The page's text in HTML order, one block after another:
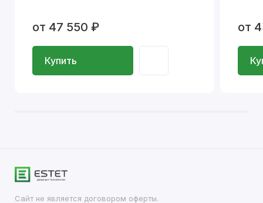
от 47 550 ₽
Купить
от
Сайт не является договором оферты.